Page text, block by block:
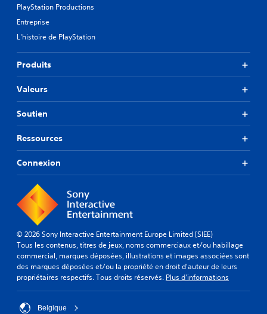
PlayStation Productions
Entreprise
L'histoire de PlayStation
Produits
Valeurs
Soutien
Ressources
Connexion
© 2026 Sony Interactive Entertainment Europe Limited (SIEE)
Tous les contenus, titres de jeux, noms commerciaux et/ou habillage
commercial, marques déposées, illustrations et images associées sont
des marques déposées et/ou la propriété en droit d'auteur de leurs
propriétaires respectifs. Tous droits réservés. Plus d'informations
Belgique